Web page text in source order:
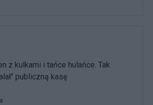
z kulkami i tańce hulańce. Tak
publiczną kasę